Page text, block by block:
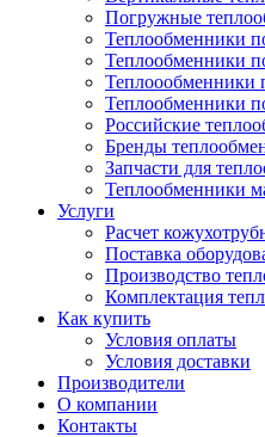
Погружные
Теплообменники
Теплообменники
Теплоообменники
Теплообменники
Российские
Бренды
Запчасти для
Теплообменники
Услуги
Расчет
Поставка
Производство
Комплектация
Как купить
Условия оплаты
Условия доставки
Производители
О компании
Контакты